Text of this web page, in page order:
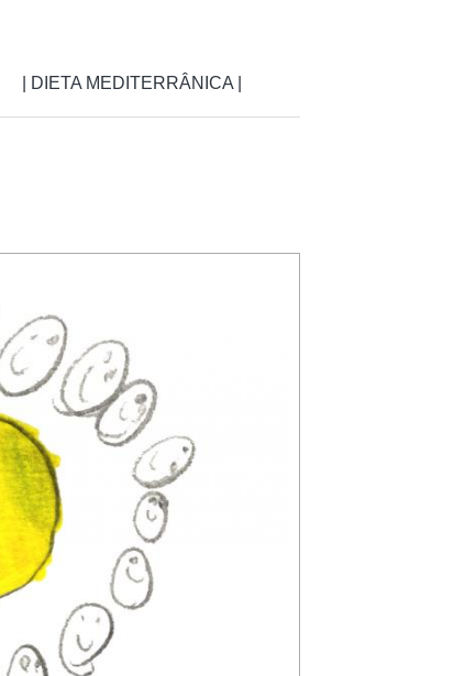
| DIETA MEDITERRÂNICA |